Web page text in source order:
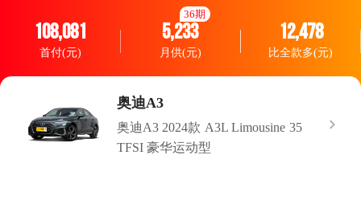
108,081
首付(元)
5,233
月供(元)
36期
12,478
比全款多(元)
奥迪A3
奥迪A3 2024款 A3L Limousine 35
TFSI 豪华运动型